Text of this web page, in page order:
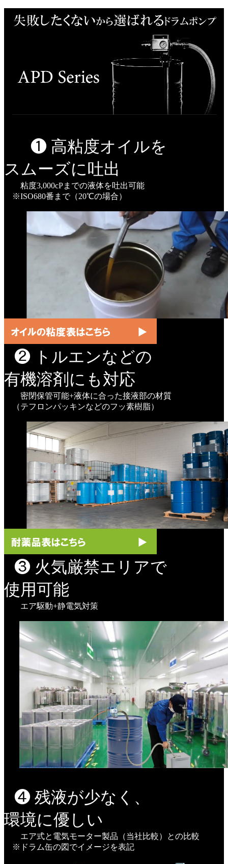
❶ 高粘度オイルを
スムーズに吐出
粘度3,000cPまでの液体を吐出可能
※ISO680番まで（20℃の場合）
❷ トルエンなどの
有機溶剤にも対応
密閉保管可能+液体に合った接液部の材質
（テフロンパッキンなどのフッ素樹脂）
❸ 火気厳禁エリアで
使用可能
エア駆動+静電気対策
❹ 残液が少なく、
環境に優しい
エア式と電気モーター製品（当社比較）との比較
※ドラム缶の図でイメージを表記